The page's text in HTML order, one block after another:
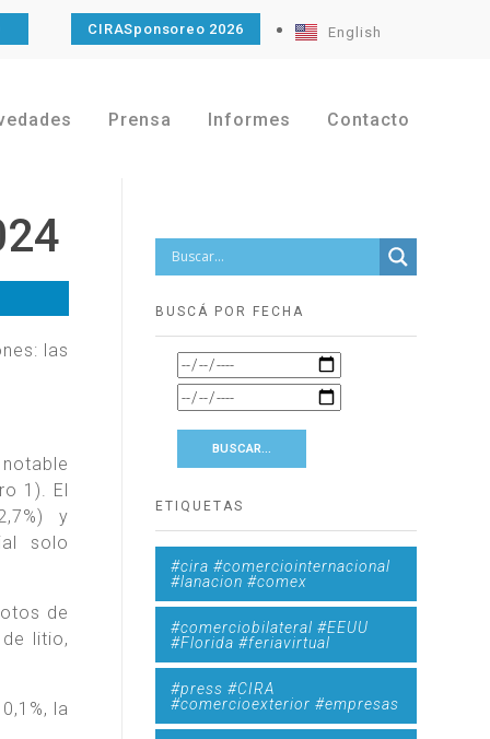
CIRASponsoreo 2026 English
Prensa Informes Contacto
las
1). El
y
solo
de
litio,
la
BUSCÁ POR FECHA
ETIQUETAS
#cira #comerciointernacional
#lanacion #comex
#comerciobilateral #EEUU
#Florida #feriavirtual
#press #CIRA
#comercioexterior #empresas